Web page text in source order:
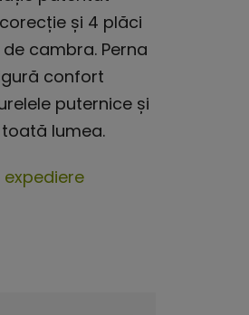
și 4 plăci
cambra. Perna
confort
puternice și
lumea.